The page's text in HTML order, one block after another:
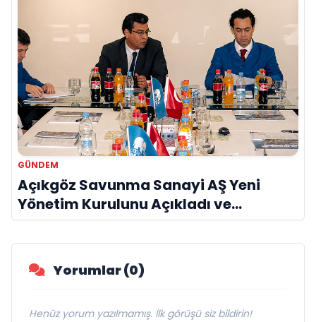
GÜNDEM
Açıkgöz Savunma Sanayi AŞ Yeni
Yönetim Kurulunu Açıkladı ve
Savunma Sanayinde Küresel Vizyon
Vurgusu
Yorumlar (0)
Henüz yorum yazılmamış. İlk görüşü siz bildirin!